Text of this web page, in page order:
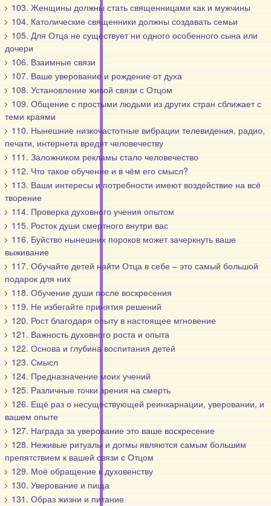
103. Женщины должны стать священницами как и мужчины
104. Католические священники должны создавать семьи
105. Для Отца не существует ни одного особенного сына или
дочери
106. Взаимные связи
107. Ваше уверование и рождение от духа
108. Установление живой связи с Отцом
109. Общение с простыми людьми из других стран сближает с
теми краями
110. Нынешние низкочастотные вибрации телевидения, радио,
печати, интернета вредят человечеству
111. Заложником рекламы стало человечество
112. Что такое обучение и в чём его смысл?
113. Ваши интересы и потребности имеют воздействие на всё
творение
114. Проверка духовного учения опытом
115. Росток души смертного внутри вас
116. Буйство нынешних пороков может зачеркнуть ваше
выживание
117. Обучайте детей найти Отца в себе – это самый большой
подарок для них
118. Обучение души после воскресения
119. Не избегайте принятия решений
120. Рост благодаря опыту в настоящее мгновение
121. Важность духовного роста и опыта
122. Основа и глубина воспитания детей
123. Смысл
124. Предназначение моих учений
125. Различные точки зрения на смерть
126. Ещё раз о несуществующей реинкарнации, уверовании, и
вашем опыте
127. Награда за уверование это ваше воскресение
128. Неживые ритуалы и догмы являются самым большим
препятствием к вашей связи с Отцом
129. Моё обращение к духовенству
130. Уверование и пища
131. Образ жизни и питание